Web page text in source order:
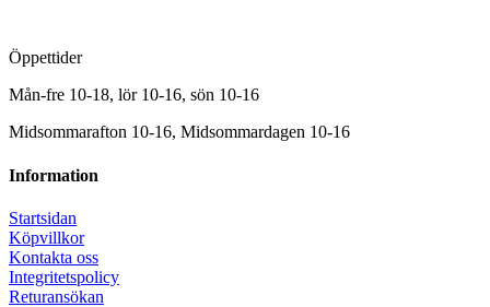
Öppettider
Mån-fre 10-18, lör 10-16, sön 10-16
Midsommarafton 10-16, Midsommardagen 10-16
Information
Startsidan
Köpvillkor
Kontakta oss
Integritetspolicy
Returansökan